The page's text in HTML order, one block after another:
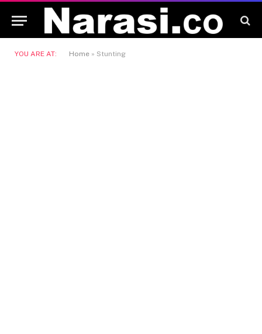
YOU ARE AT: Home » Stunting